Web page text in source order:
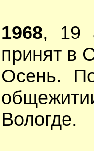
1968, 19
принят в
Осень.
Вологде.